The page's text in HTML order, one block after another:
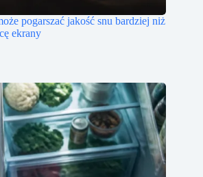
pogarszać jakość snu bardziej niż
ekrany